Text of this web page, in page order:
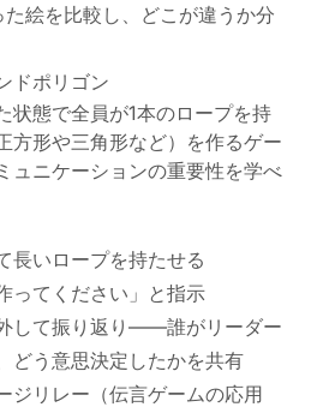
絵を比較し、どこが違うか分
ドポリゴン
状態で全員が1本のロープを持
方形や三角形など）を作るゲー
ュニケーションの重要性を学べ
長いロープを持たせる
ってください」と指示
して振り返り——誰がリーダー
どう意思決定したかを共有
リレー（伝言ゲームの応用